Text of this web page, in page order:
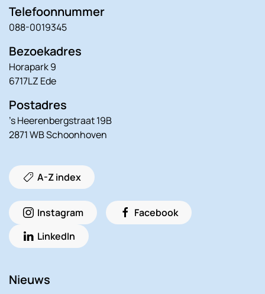
Telefoonnummer
088-0019345
Bezoekadres
Horapark 9
6717LZ Ede
Postadres
’s Heerenbergstraat 19B
2871 WB Schoonhoven
A-Z index
Instagram
Facebook
LinkedIn
Nieuws